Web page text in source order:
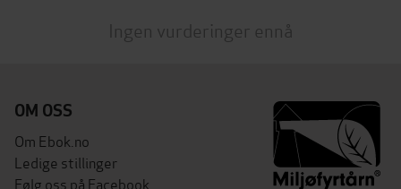
Ingen vurderinger ennå
OM OSS
Om Ebok.no
Ledige stillinger
Følg oss på Facebook